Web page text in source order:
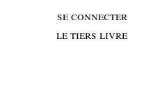
se connecter
le tiers livre